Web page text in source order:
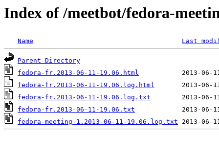
Index of /meetbot/fedora-
Name Last
Parent Directory
fedora-fr.2013-06-11-19.06.html
fedora-fr.2013-06-11-19.06.log.html
fedora-fr.2013-06-11-19.06.log.txt
fedora-fr.2013-06-11-19.06.txt
fedora-meeting-1.2013-06-11-19.06.log.txt